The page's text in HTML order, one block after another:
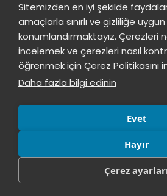
Sitemizden en iyi şekilde
amaçlarla sınırlı ve gizliliğe
konumlandırmaktayız. Çerezleri
incelemek ve çerezleri nasıl
öğrenmek için Çerez Politikasını
Daha fazla bilgi edinin
Evet
Hayır
Çerez
Istinye University Vadi Campus -
Street (Vadistanbul Block 4A),
TOPKAPI
Istinye University Topkapı Campus,
Sami Street, No:3, Zeytinburnu,
© All rights reserved,